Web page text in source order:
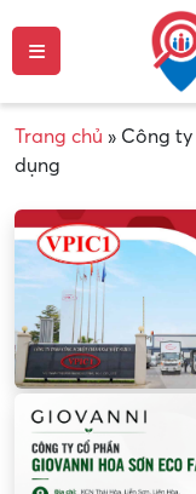
Trang chủ » Công ty
dụng